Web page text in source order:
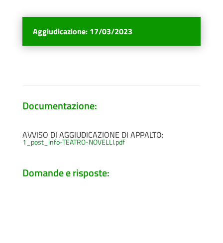
Aggiudicazione: 17/03/2023
Documentazione:
AVVISO DI AGGIUDICAZIONE DI APPALTO:
1_post_info-TEATRO-NOVELLI.pdf
Domande e risposte: